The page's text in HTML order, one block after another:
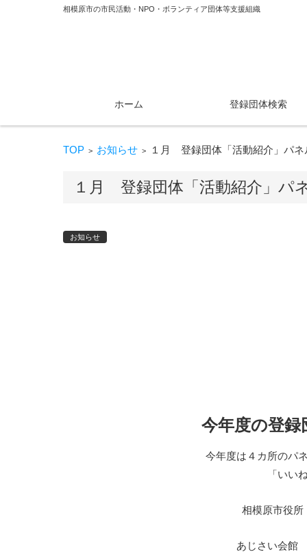
相模原市の市民活動・NPO・ボランティア団体等支援組織
ホーム 登録団体検索
TOP > お知らせ > １月 登録団体「活動紹介」パネ
１月 登録団体「活動紹介」パ
お知らせ
今年度の登録
今年度は４カ所のパ
「いい
相模原市
あじさい会